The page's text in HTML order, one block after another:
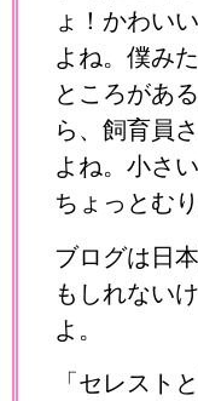
ょ！かわい
よね。僕み
ところがあ
ら、飼育員
よね。小さ
ちょっとむり
ブログは日
もしれない
よ。
「セレスト